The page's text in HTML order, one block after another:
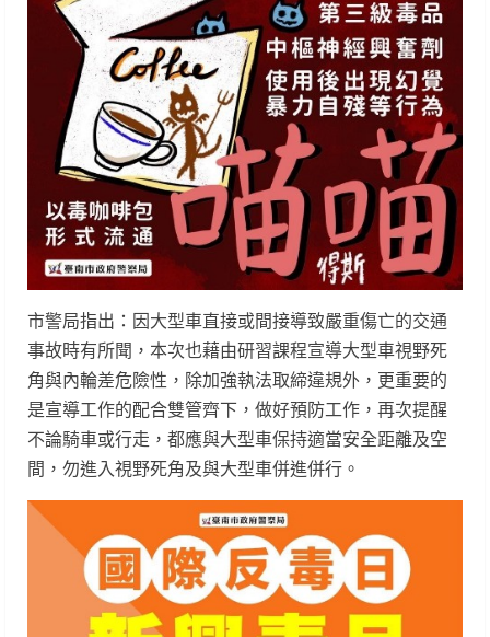
市警局指出：因大型車直接或間接導致嚴重傷亡的交通
事故時有所聞，本次也藉由研習課程宣導大型車視野死
角與內輪差危險性，除加強執法取締違規外，更重要的
是宣導工作的配合雙管齊下，做好預防工作，再次提醒
不論騎車或行走，都應與大型車保持適當安全距離及空
間，勿進入視野死角及與大型車併進併行。